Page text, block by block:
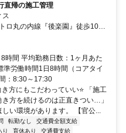
帰の施工管理
ロ丸の内線『後楽園』徒歩10分
橋』徒歩10分 都営大江戸線・
時間 平均勤務日数：1ヶ月あた
準労働時間1日8時間（コアタイ
：8:30～17:30
方にもこだわっていい⭐️ 「施工
方を続けるのは正直きつい…」
い環境があります。 【官公...
転勤なし
交通費全額支給
り 育休あり
交通費支給